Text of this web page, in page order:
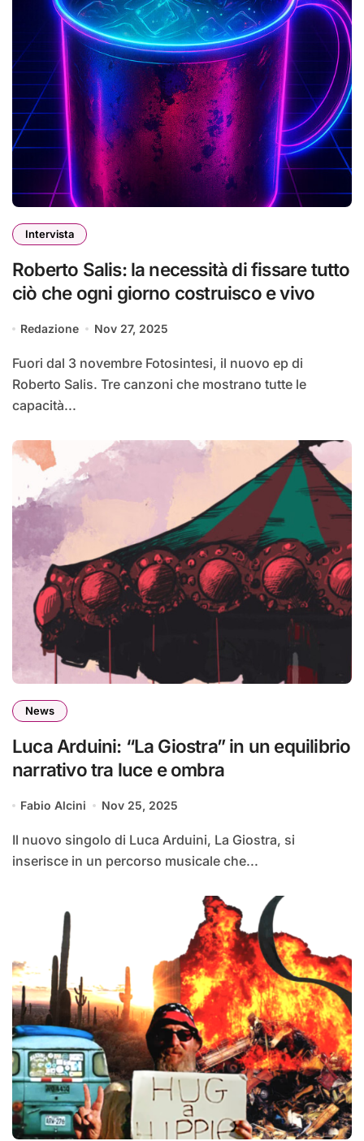
Intervista
Roberto Salis: la necessità di fissare tutto
ciò che ogni giorno costruisco e vivo
Redazione Nov 27, 2025
Fuori dal 3 novembre Fotosintesi, il nuovo ep di
Roberto Salis. Tre canzoni che mostrano tutte le
capacità...
News
Luca Arduini: “La Giostra” in un equilibrio
narrativo tra luce e ombra
Fabio Alcini Nov 25, 2025
Il nuovo singolo di Luca Arduini, La Giostra, si
inserisce in un percorso musicale che...